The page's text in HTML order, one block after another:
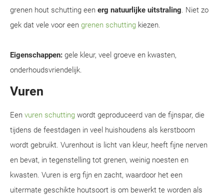
grenen hout schutting een erg natuurlijke uitstraling. Niet zo
gek dat vele voor een grenen schutting kiezen.
Eigenschappen: gele kleur, veel groeve en kwasten,
onderhoudsvriendelijk.
Vuren
Een vuren schutting wordt geproduceerd van de fijnspar, die
tijdens de feestdagen in veel huishoudens als kerstboom
wordt gebruikt. Vurenhout is licht van kleur, heeft fijne nerven
en bevat, in tegenstelling tot grenen, weinig noesten en
kwasten. Vuren is erg fijn en zacht, waardoor het een
uitermate geschikte houtsoort is om bewerkt te worden als